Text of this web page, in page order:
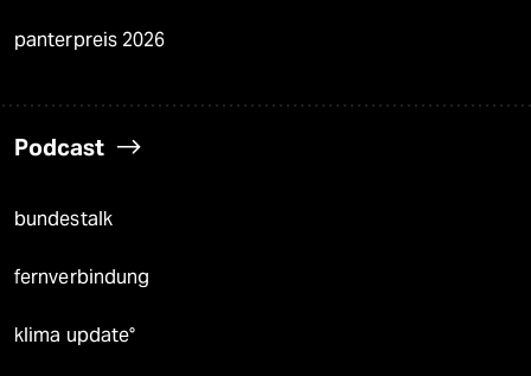
panterpreis 2026
Podcast
bundestalk
fernverbindung
klima update°